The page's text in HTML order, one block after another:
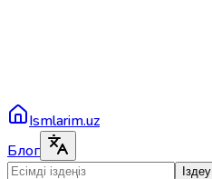
Ismlarim.uz
Блог
Іздеу